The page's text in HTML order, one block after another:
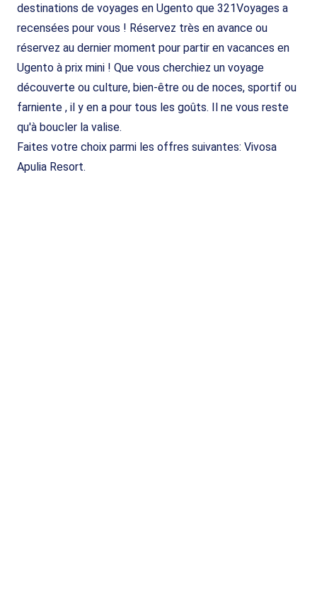
destinations de voyages en Ugento que 321Voyages a
recensées pour vous ! Réservez très en avance ou
réservez au dernier moment pour partir en vacances en
Ugento à prix mini ! Que vous cherchiez un voyage
découverte ou culture, bien-être ou de noces, sportif ou
farniente , il y en a pour tous les goûts. Il ne vous reste
qu'à boucler la valise.
Faites votre choix parmi les offres suivantes: Vivosa
Apulia Resort.